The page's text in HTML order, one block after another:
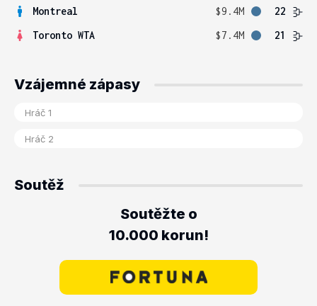
Montreal $9.4M
22
Toronto WTA
$7.4M 21
Vzájemné zápasy
Soutěž
Soutěžte o
10.000 korun!